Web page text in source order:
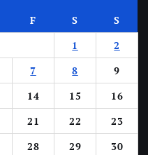
F S
S
1
2
7 8
9
14 15
16
21 22
23
28 29
30